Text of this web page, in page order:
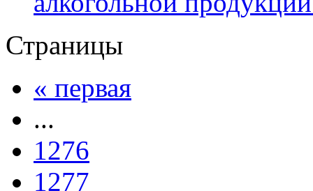
Страницы
« первая
...
1276
1277